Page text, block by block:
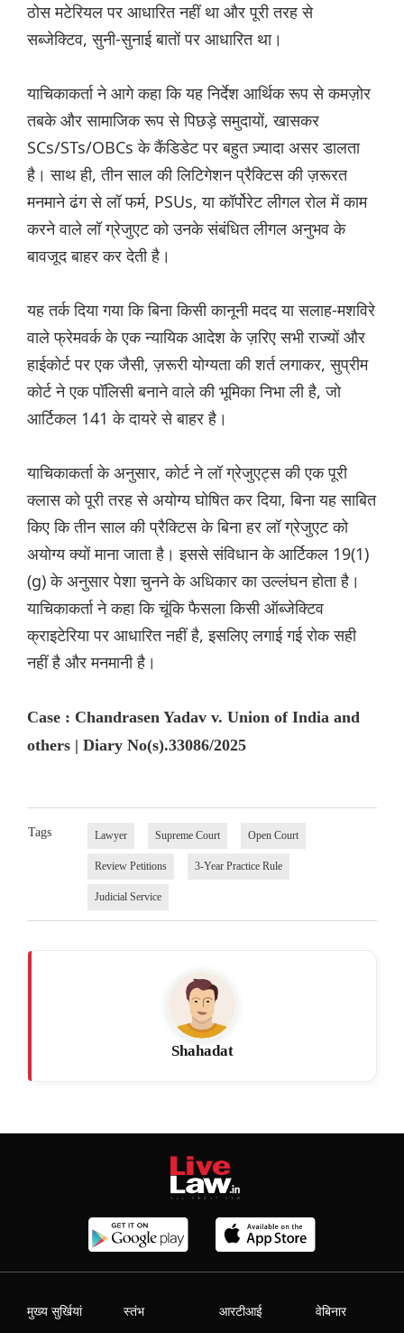
ठोस मटेरियल पर आधारित नहीं था और पूरी तरह से
सब्जेक्टिव, सुनी-सुनाई बातों पर आधारित था।
याचिकाकर्ता ने आगे कहा कि यह निर्देश आर्थिक रूप से कमज़ोर
तबके और सामाजिक रूप से पिछड़े समुदायों, खासकर
SCs/STs/OBCs के कैंडिडेट पर बहुत ज़्यादा असर डालता
है। साथ ही, तीन साल की लिटिगेशन प्रैक्टिस की ज़रूरत
मनमाने ढंग से लॉ फर्म, PSUs, या कॉर्पोरेट लीगल रोल में काम
करने वाले लॉ ग्रेजुएट को उनके संबंधित लीगल अनुभव के
बावजूद बाहर कर देती है।
यह तर्क दिया गया कि बिना किसी कानूनी मदद या सलाह-मशविरे
वाले फ्रेमवर्क के एक न्यायिक आदेश के ज़रिए सभी राज्यों और
हाईकोर्ट पर एक जैसी, ज़रूरी योग्यता की शर्त लगाकर, सुप्रीम
कोर्ट ने एक पॉलिसी बनाने वाले की भूमिका निभा ली है, जो
आर्टिकल 141 के दायरे से बाहर है।
याचिकाकर्ता के अनुसार, कोर्ट ने लॉ ग्रेजुएट्स की एक पूरी
क्लास को पूरी तरह से अयोग्य घोषित कर दिया, बिना यह साबित
किए कि तीन साल की प्रैक्टिस के बिना हर लॉ ग्रेजुएट को
अयोग्य क्यों माना जाता है। इससे संविधान के आर्टिकल 19(1)
(g) के अनुसार पेशा चुनने के अधिकार का उल्लंघन होता है।
याचिकाकर्ता ने कहा कि चूंकि फैसला किसी ऑब्जेक्टिव
क्राइटेरिया पर आधारित नहीं है, इसलिए लगाई गई रोक सही
नहीं है और मनमानी है।
Case : Chandrasen Yadav v. Union of India and
others | Diary No(s).33086/2025
Tags Lawyer Supreme Court Open Court
Review Petitions 3-Year Practice Rule
Judicial Service
Shahadat
मुख्य सुर्खियां स्तंभ आरटीआई वेबिनार